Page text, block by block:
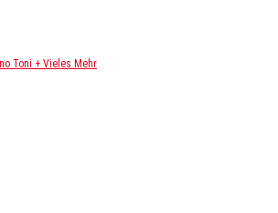
Toni + Vieles Mehr